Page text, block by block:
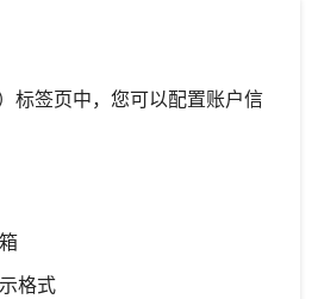
标签页中，您可以配置账户信
格式